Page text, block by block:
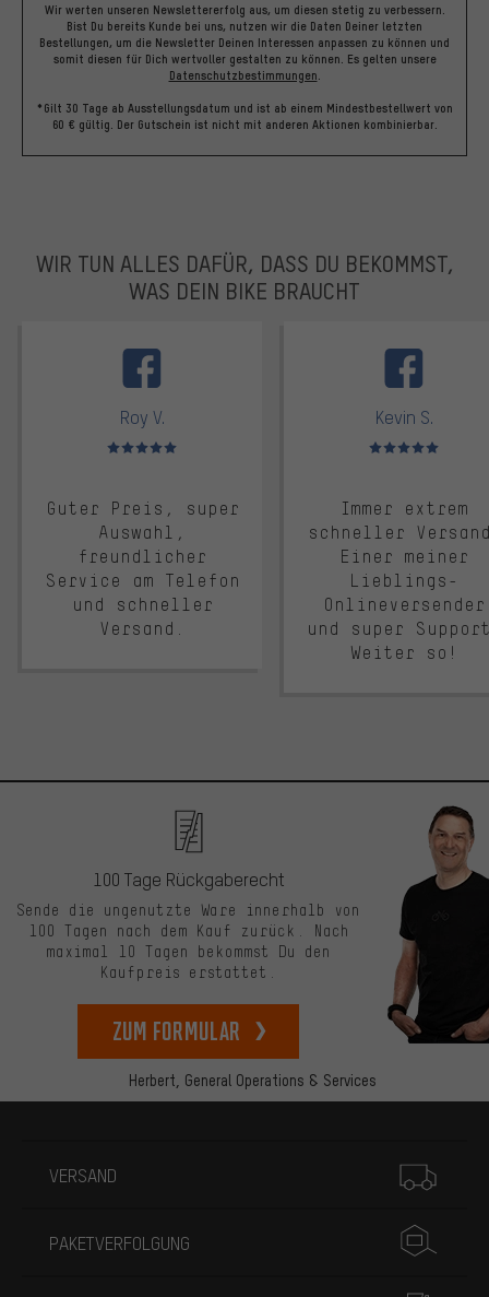
Wir werten unseren Newslettererfolg aus, um diesen stetig zu verbessern.
Bist Du bereits Kunde bei uns, nutzen wir die Daten Deiner letzten
Bestellungen, um die Newsletter Deinen Interessen anpassen zu können und
somit diesen für Dich wertvoller gestalten zu können. Es gelten unsere
Datenschutzbestimmungen
*Gilt 30 Tage ab Ausstellungsdatum und ist ab einem Mindestbestellwert von
60 € gültig. Der Gutschein ist nicht mit anderen Aktionen kombinierbar.
WIR TUN ALLES DAFÜR, DASS DU BEKOMMST,
WAS DEIN BIKE BRAUCHT
Roy V.
Bewertungen: 5 von 5
Guter Preis, super
Auswahl,
freundlicher
Service am Telefon
und schneller
Versand.
Kevin S.
Bewertungen: 5 von 5
Immer extrem
schneller
Einer meiner
Lieblings-
Onlineversender
und super
Weiter so!
Herbert, General Operations & Services
100 Tage Rückgaberecht
Sende die ungenutzte Ware innerhalb von
100 Tagen nach dem Kauf zurück. Nach
maximal 10 Tagen bekommst Du den
Kaufpreis erstattet.
zum Formular
VERSAND
PAKETVERFOLGUNG